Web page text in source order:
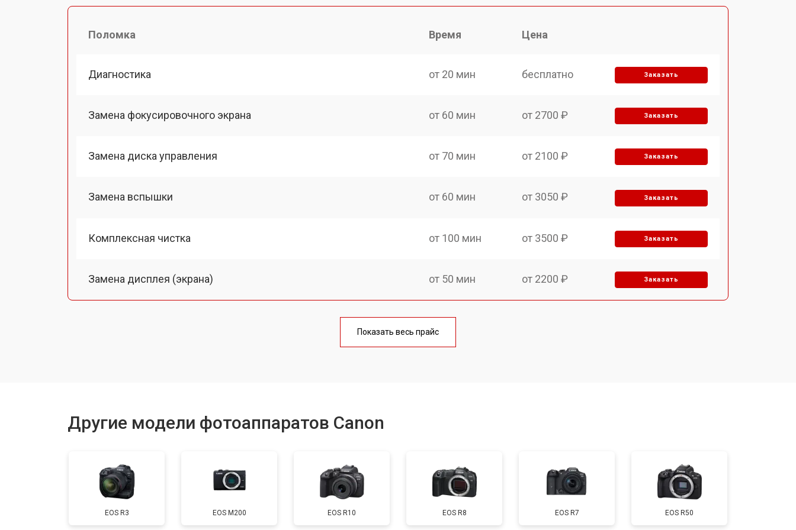
Поломка Время Цена
Диагностика от 20 мин бесплатно Заказать
Замена фокусировочного экрана от 60 мин от 2700 ₽ Заказать
Замена диска управления от 70 мин от 2100 ₽ Заказать
Замена вспышки от 60 мин от 3050 ₽ Заказать
Комплексная чистка от 100 мин от 3500 ₽ Заказать
Замена дисплея (экрана) от 50 мин от 2200 ₽ Заказать
от 80 мин
Замена затвора от 80 мин от 2300 ₽ Заказать
Замена CCD/CMOS матрицы от 70 мин от 4300 ₽ Заказать
Показать весь прайс
Другие модели фотоаппаратов Canon
EOS R3 EOS M200 EOS R10 EOS R8 EOS R7 EOS R50